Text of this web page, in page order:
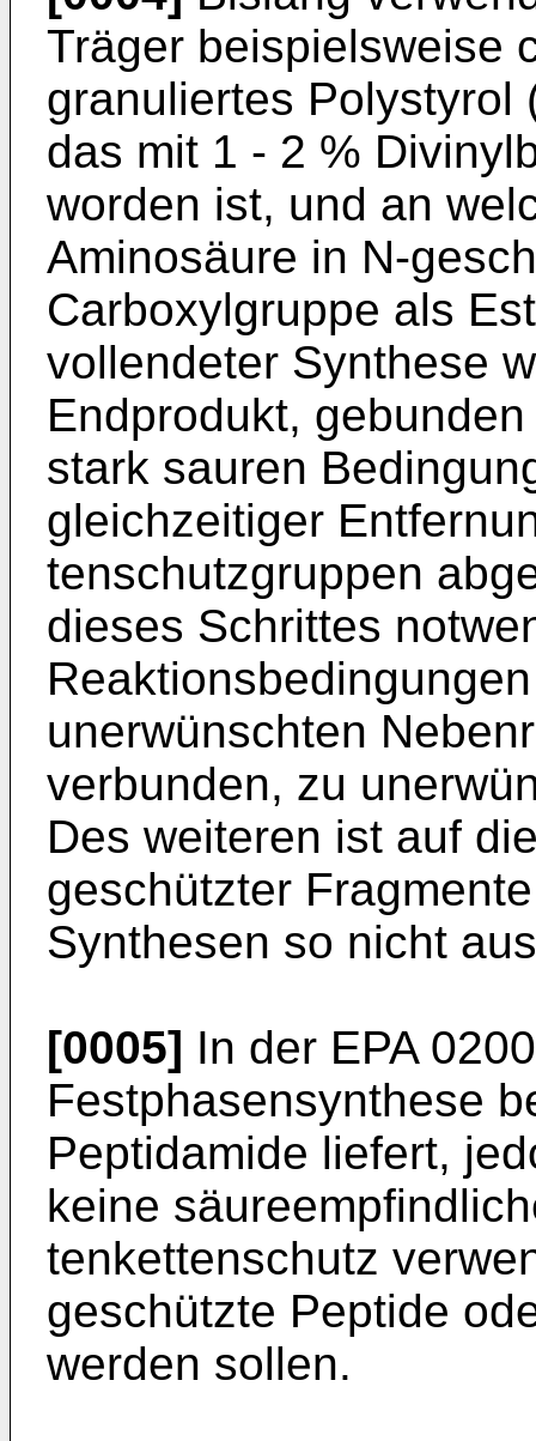
Träger beispielsweise
granuliertes Polystyrol
das mit 1 - 2 %
worden ist, und an
Aminosäure in N-
Carboxylgruppe als
vollendeter Synthese
Endprodukt,
stark sauren
gleichzeitiger
tenschutzgruppen
dieses Schrittes
unerwünschten
verbunden, zu
Des weiteren ist auf
geschützter
Synthesen so nicht
[0005] In der EPA
Festphasensynthese
Peptidamide liefert,
keine
tenkettenschutz
geschützte Pep­tide
werden sollen.